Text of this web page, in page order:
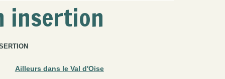
insertion
Ailleurs dans le Val d'Oise